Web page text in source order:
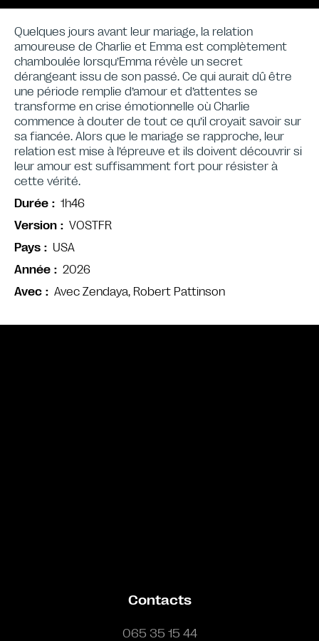
Avec Avec Zendaya, Robert Pattinson
Quelques jours avant leur mariage, la relation
amoureuse de Charlie et Emma est complètement
chamboulée lorsqu’Emma révèle un secret
dérangeant issu de son passé. Ce qui aurait dû être
une période remplie d’amour et d’attentes se
transforme en crise émotionnelle où Charlie
commence à douter de tout ce qu’il croyait savoir sur
sa fiancée. Alors que le mariage se rapproche, leur
relation est mise à l’épreuve et ils doivent découvrir si
leur amour est suffisamment fort pour résister à
cette vérité.
Durée
1h46
Version
VOSTFR
Pays
USA
Année
2026
Contacts
065 35 15 44